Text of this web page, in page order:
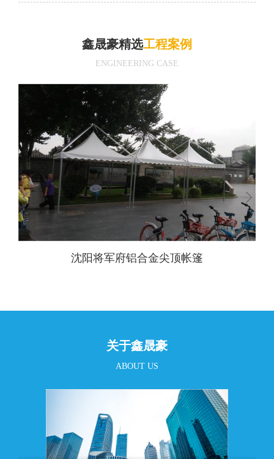
鑫晟豪精选工程案例
ENGINEERING CASE
沈阳将军府铝合金尖顶帐篷
关于鑫晟豪
ABOUT US